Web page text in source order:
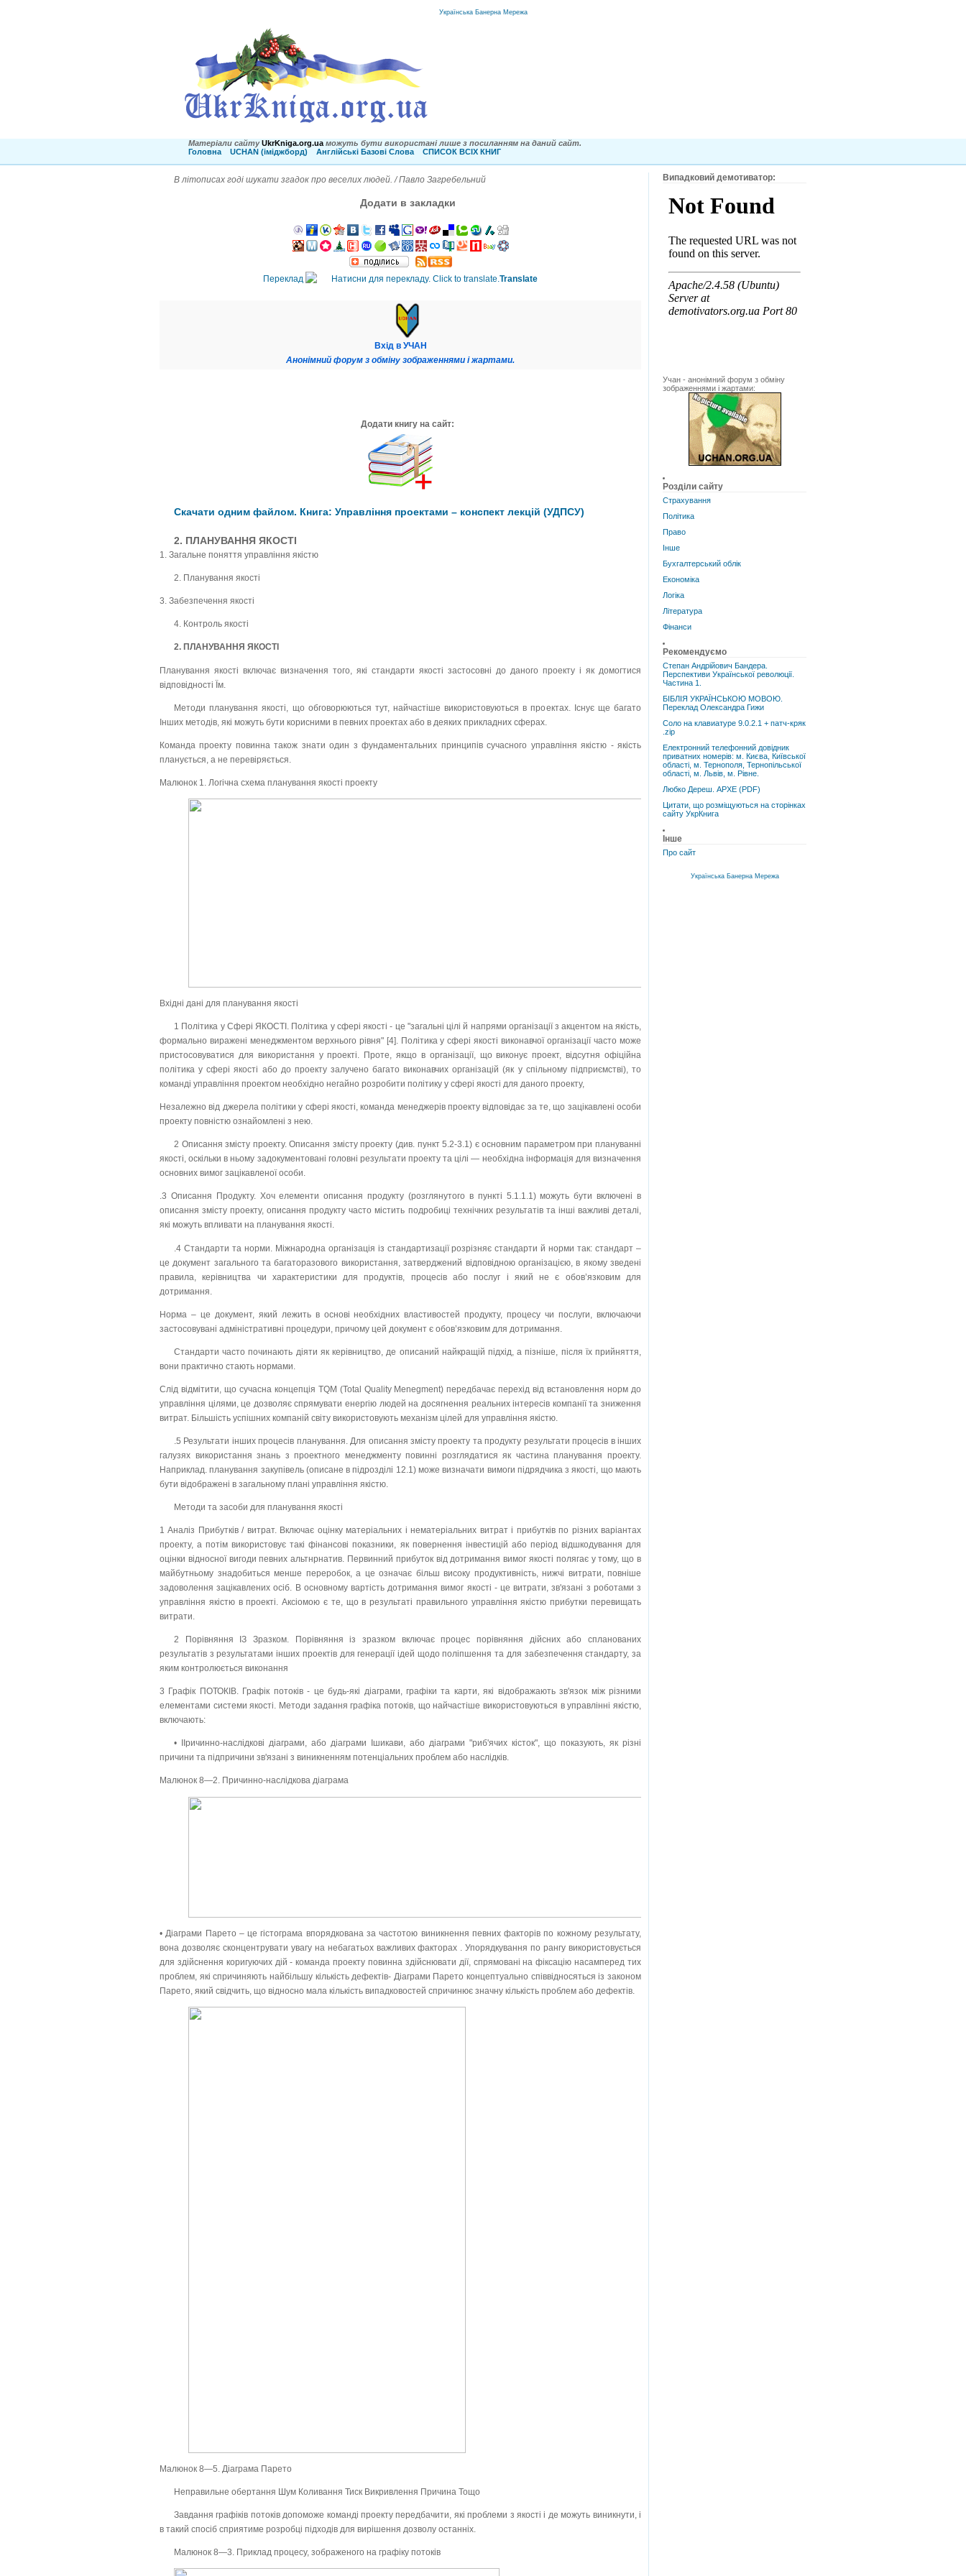
Українська Банерна Мережа
Матеріали сайту UkrKniga.org.ua можуть бути використані лише з посиланням на даний сайт.
Головна
UCHAN (іміджборд) Англійські Базові Слова СПИСОК ВСІХ КНИГ
В літописах годі шукати згадок про веселих людей. / Павло Загребельний
Додати в закладки
Переклад Translate
Вхід в УЧАН
Анонімний форум з обміну зображеннями і жартами.
Додати книгу на сайт:
Скачати одним файлом. Книга: Управління проектами – конспект лекцій (УДПСУ)
2. ПЛАНУВАННЯ ЯКОСТІ
1. Загальне поняття управління якістю
2. Планування якості
3. Забезпечення якості
4. Контроль якості
2. ПЛАНУВАННЯ ЯКОСТІ
Планування якості включає визначення того, які стандарти якості застосовні до даного проекту і як домогтися
відповідності Їм.
Методи планування якості, що обговорюються тут, найчастіше використовуються в проектах. Існує ще багато
Інших методів, які можуть бути корисними в певних проектах або в деяких прикладних сферах.
Команда проекту повинна також знати один з фундаментальних принципів сучасного управління якістю - якість
планується, а не перевіряється.
Малюнок 1. Логічна схема планування якості проекту
Вхідні дані для планування якості
1 Політика у Сфері ЯКОСТІ. Політика у сфері якості - це "загальні цілі й напрями організації з акцентом на якість,
формально виражені менеджментом верхнього рівня" [4]. Політика у сфері якості виконавчої організації часто може
пристосовуватися для використання у проекті. Проте, якщо в організації, що виконує проект, відсутня офіційна
політика у сфері якості або до проекту залучено багато виконавчих організацій (як у спільному підприємстві), то
команді управління проектом необхідно негайно розробити політику у сфері якості для даного проекту,
Незалежно від джерела політики у сфері якості, команда менеджерів проекту відповідає за те, що зацікавлені особи
проекту повністю ознайомлені з нею.
2 Описання змісту проекту. Описання змісту проекту (див. пункт 5.2-3.1) є основним параметром при плануванні
якості, оскільки в ньому задокументовані головні результати проекту та цілі — необхідна інформація для визначення
основних вимог зацікавленої особи.
.3 Описання Продукту. Хоч елементи описання продукту (розглянутого в пункті 5.1.1.1) можуть бути включені в
описання змісту проекту, описання продукту часто містить подробиці технічних результатів та інші важливі деталі,
які можуть впливати на планування якості.
.4 Стандарти та норми. Міжнародна організація із стандартизації розрізняє стандарти й норми так: стандарт –
це документ загального та багаторазового використання, затверджений відповідною організацією, в якому зведені
правила, керівництва чи характеристики для продуктів, процесів або послуг і який не є обов’язковим для
дотримання.
Норма – це документ, який лежить в основі необхідних властивостей продукту, процесу чи послуги, включаючи
застосовувані адміністративні процедури, причому цей документ є обов’язковим для дотримання.
Стандарти часто починають діяти як керівництво, де описаний найкращій підхід, а пізніше, після їх прийняття,
вони практично стають нормами.
Слід відмітити, що сучасна концепція TQM (Total Quality Menegment) передбачає перехід від встановлення норм до
управління цілями, це дозволяє спрямувати енергію людей на досягнення реальних інтересів компанії та зниження
витрат. Більшість успішних компаній світу використовують механізм цілей для управління якістю.
.5 Результати інших процесів планування. Для описання змісту проекту та продукту результати процесів в інших
галузях використання знань з проектного менеджменту повинні розглядатися як частина планування проекту.
Наприклад. планування закупівель (описане в підрозділі 12.1) може визначати вимоги підрядчика з якості, що мають
бути відображені в загальному плані управління якістю.
Методи та засоби для планування якості
1 Аналіз Прибутків / витрат. Включає оцінку матеріальних і нематеріальних витрат і прибутків по різних варіантах
проекту, а потім використовує такі фінансові показники, як повернення інвестицій або період відшкодування для
оцінки відносної вигоди певних альтнрнатив. Первинний прибуток від дотримання вимог якості полягає у тому, що в
майбутньому знадобиться менше переробок, а це означає більш високу продуктивність, нижчі витрати, повніше
задоволення зацікавлених осіб. В основному вартість дотримання вимог якості - це витрати, зв'язані з роботами з
управління якістю в проекті. Аксіомою є те, що в результаті правильного управління якістю прибутки перевищать
витрати.
2 Порівняння ІЗ Зразком. Порівняння із зразком включає процес порівняння дійсних або спланованих
результатів з результатами інших проектів для генерації ідей щодо поліпшення та для забезпечення стандарту, за
яким контролюється виконання
3 Графік ПОТОКІВ. Графік потоків - це будь-які діаграми, графіки та карти, які відображають зв'язок між різними
елементами системи якості. Методи задання графіка потоків, що найчастіше використовуються в управлінні якістю,
включають:
• ІІричинно-наслідкові діаграми, або діаграми Ішикави, або діаграми "риб'ячих кісток", що показують, як різні
причини та підпричини зв'язані з виникненням потенціальних проблем або наслідків.
Малюнок 8—2. Причинно-наслідкова діаграма
• Діаграми Парето – це гістограма впорядкована за частотою виникнення певних факторів по кожному результату,
вона дозволяє сконцентрувати увагу на небагатьох важливих факторах . Упорядкування по рангу використовується
для здійснення коригуючих дій - команда проекту повинна здійснювати дії, спрямовані на фіксацію насамперед тих
проблем, які спричиняють найбільшу кількість дефектів- Діаграми Парето концептуально співвідносяться із законом
Парето, який свідчить, що відносно мала кількість випадковостей спричинює значну кількість проблем або дефектів.
Малюнок 8—5. Діаграма Парето
Неправильне обертання Шум Коливання Тиск Викривлення Причина Тощо
Завдання графіків потоків допоможе команді проекту передбачити, які проблеми з якості і де можуть виникнути, і
в такий спосіб сприятиме розробці підходів для вирішення дозволу останніх.
Малюнок 8—3. Приклад процесу, зображеного на графіку потоків
Випадковий демотиватор:
Учан - анонімний форум з обміну
зображеннями і жартами:
Розділи сайту
Страхування
Політика
Право
Інше
Бухгалтерський облік
Економіка
Логіка
Література
Фінанси
Рекомендуємо
Степан Андрійович Бандера.
Перспективи Української революції.
Частина 1.
БІБЛІЯ УКРАЇНСЬКОЮ МОВОЮ.
Переклад Олександра Гижи
Соло на клавиатуре 9.0.2.1 + патч-кряк
.zip
Електронний телефонний довідник
приватних номерів: м. Києва, Київської
області, м. Тернополя, Тернопільської
області, м. Львів, м. Рівне.
Любко Дереш. АРХЕ (PDF)
Цитати, що розміщуються на сторінках
сайту УкрКнига
Інше
Про сайт
Українська Банерна Мережа